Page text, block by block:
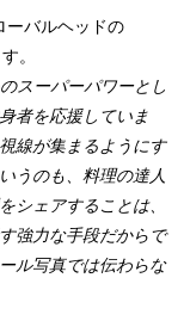
ーバルヘッドの
。
スーパーパワーとし
者を応援していま
線が集まるようにす
うのも、料理の達人
シェアすることは、
強力な手段だからで
ル写真では伝わらな